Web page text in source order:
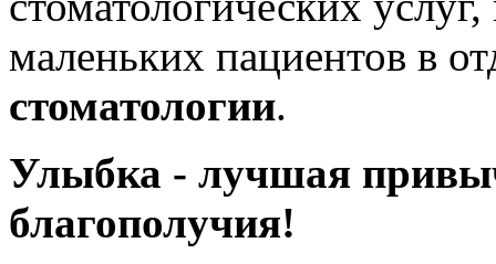
маленьких пациентов в
стоматологии.
Улыбка - лучшая
благополучия!